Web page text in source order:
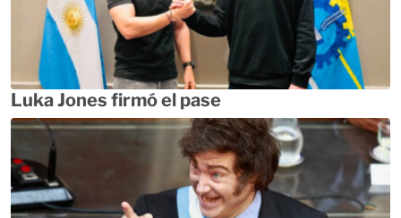
Luka Jones firmó el pase